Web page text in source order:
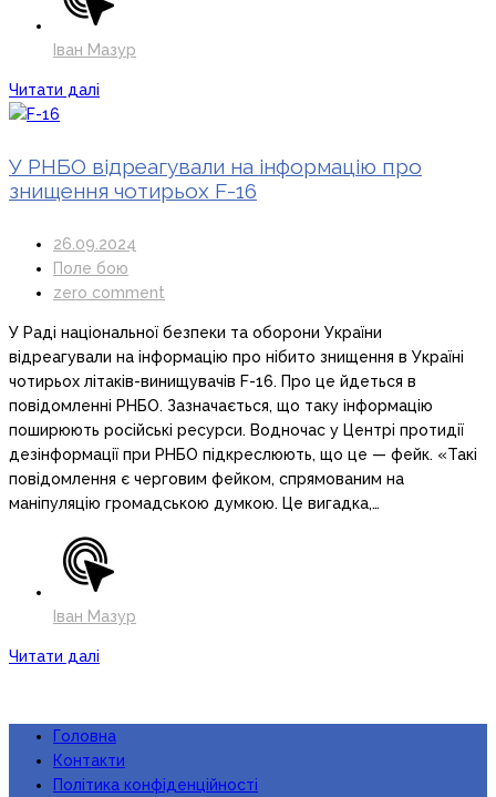
Іван Мазур
Читати далі
У РНБО відреагували на інформацію про
знищення чотирьох F-16
26.09.2024
Поле бою
zero comment
У Раді національної безпеки та оборони України
відреагували на інформацію про нібито знищення в Україні
чотирьох літаків-винищувачів F-16. Про це йдеться в
повідомленні РНБО. Зазначається, що таку інформацію
поширюють російські ресурси. Водночас у Центрі протидії
дезінформації при РНБО підкреслюють, що це — фейк. «Такі
повідомлення є черговим фейком, спрямованим на
маніпуляцію громадською думкою. Це вигадка,…
Іван Мазур
Читати далі
Головна
Контакти
Політика конфіденційності